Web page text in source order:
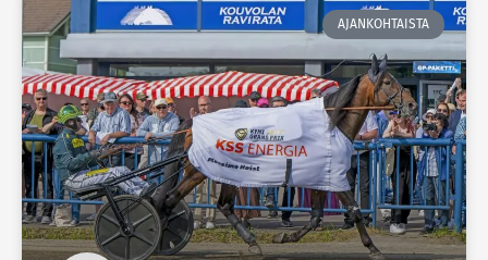
AJANKOHTAISTA